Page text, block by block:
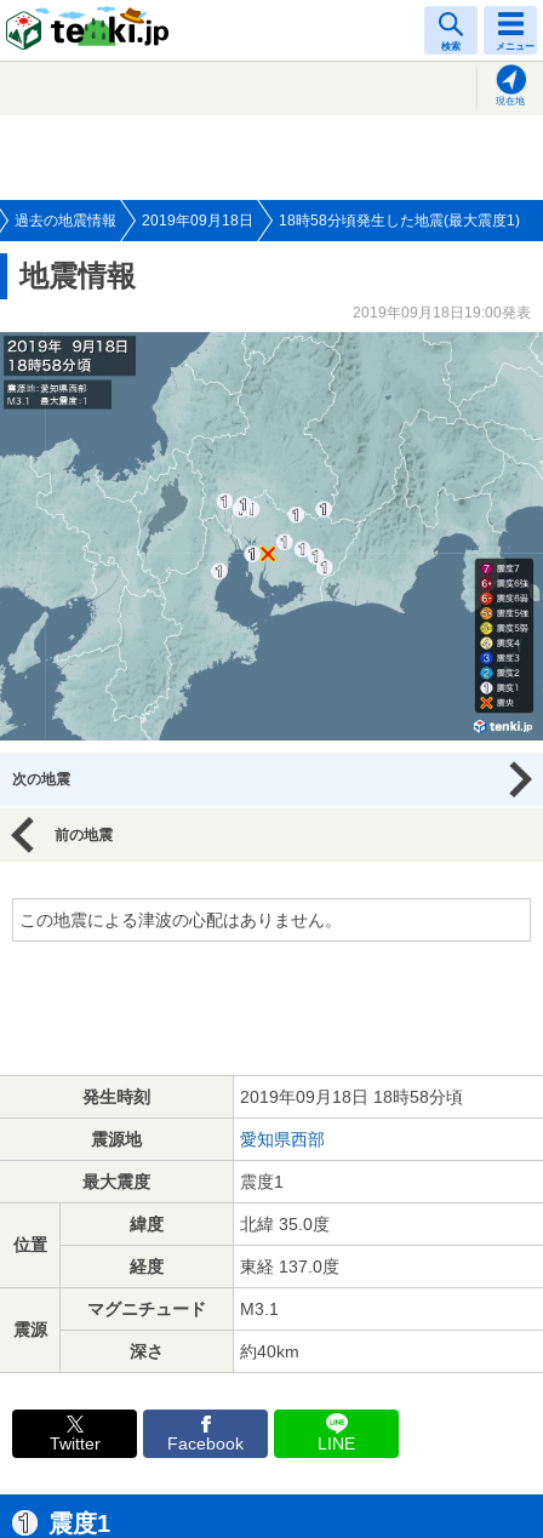
検索 メニュー
現在地
過去の地震情報 2019年09月18日 18時58分頃発生した地震(最大震度1)
地震情報
2019年09月18日19:00発表
次の地震
前の地震
この地震による津波の心配はありません。
発生時刻 2019年09月18日 18時58分頃
震源地 愛知県西部
最大震度 震度1
位置
緯度 北緯 35.0度
経度 東経 137.0度
震源
マグニチュード M3.1
深さ 約40km
Twitter Facebook LINE
震度1